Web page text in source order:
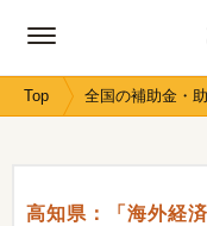
Top 全国の補助金・
高知県：「海外経